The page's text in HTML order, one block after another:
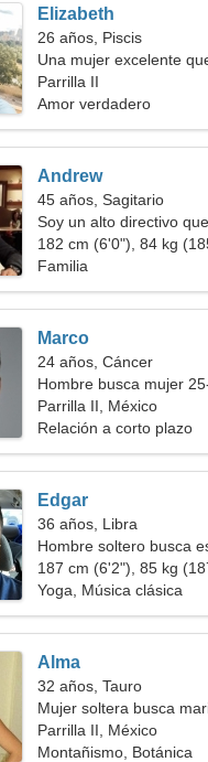
Elizabeth
26 años, Piscis
Una mujer excelente
Parrilla II
Amor verdadero
Andrew
45 años, Sagitario
Soy un alto directivo
alegre
182 cm (6'0"), 84 kg
Familia
Marco
24 años, Cáncer
Hombre busca mujer
Parrilla II, México
Relación a corto plazo
Edgar
36 años, Libra
Hombre soltero busca
187 cm (6'2"), 85 kg
Yoga, Música clásica
Alma
32 años, Tauro
Mujer soltera busca
Parrilla II, México
Montañismo, Botánica